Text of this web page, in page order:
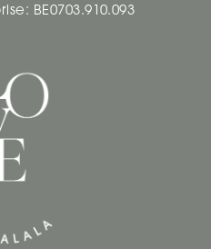
BE0703.910.093